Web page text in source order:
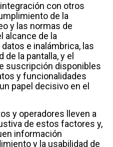
con otros
de la
y las normas de
alcance de la
e inalámbrica, las
la pantalla, y el
suscripción disponibles
y funcionalidades
papel decisivo en el
y operadores lleven a
de estos factores y,
información
y la usabilidad de